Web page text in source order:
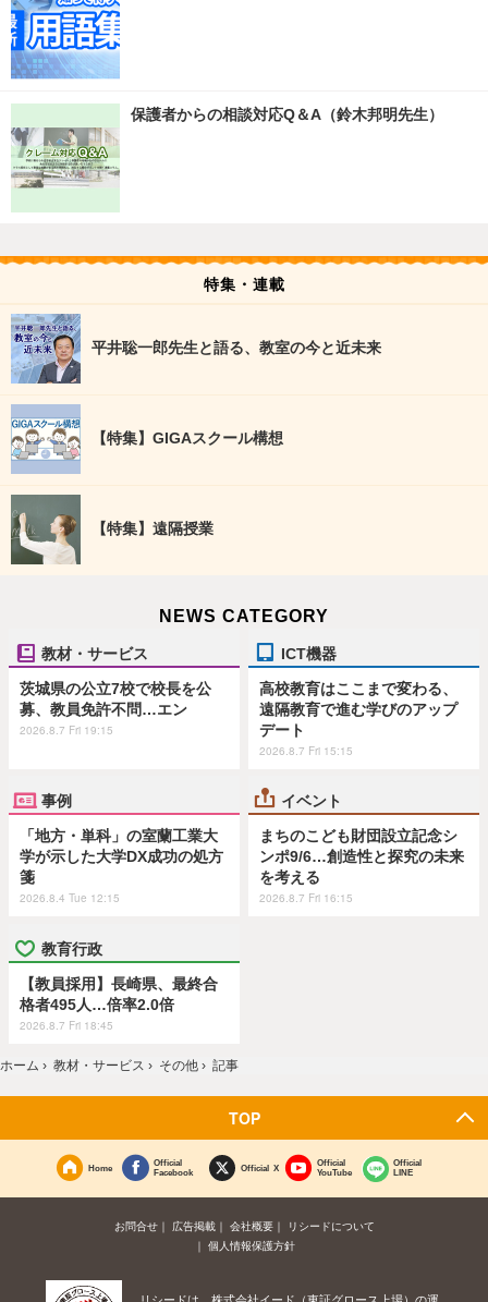
保護者からの相談対応Q＆A（鈴木邦明先生）
特集・連載
平井聡一郎先生と語る、教室の今と近未来
【特集】GIGAスクール構想
【特集】遠隔授業
NEWS CATEGORY
教材・サービス
茨城県の公立7校で校長を公
募、教員免許不問…エン
2026.8.7 Fri 19:15
ICT機器
高校教育はここまで変わる、
遠隔教育で進む学びのアップ
デート
2026.8.7 Fri 15:15
事例
「地方・単科」の室蘭工業大
学が示した大学DX成功の処方
箋
2026.8.4 Tue 12:15
イベント
まちのこども財団設立記念シ
ンポ9/6…創造性と探究の未来
を考える
2026.8.7 Fri 16:15
教育行政
【教員採用】長崎県、最終合
格者495人…倍率2.0倍
2026.8.7 Fri 18:45
ホーム › 教材・サービス › その他 › 記事
TOP
Home
Official
Facebook
Official X
Official
YouTube
Official
LINE
お問合せ 広告掲載 会社概要
リシードについて
個人情報保護方針